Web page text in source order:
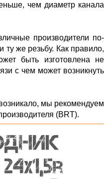
чем диаметр канала
производители по-
ту же резьбу. Как правило,
быть изготовлена не
с чем может возникнуть
мы рекомендуем
(BRT).